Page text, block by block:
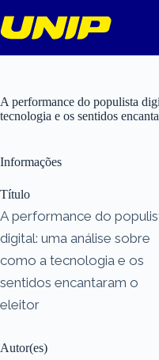
para
o
A performance do populista
tecnologia e os sentidos
Informações
Título
A performance do
digital: uma análise sobre
como a tecnologia e os
sentidos encantaram o
eleitor
Autor(es)